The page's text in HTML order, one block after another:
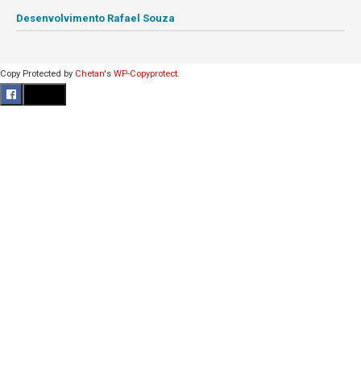
Desenvolvimento Rafael Souza
Copy Protected by Chetan's WP-Copyprotect.